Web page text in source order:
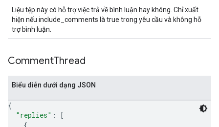
Liệu tệp này có hỗ trợ việc trả về bình luận hay không. Chỉ xuất
hiện nếu include_comments là true trong yêu cầu và không hỗ
trợ bình luận.
CommentThread
Biểu diễn dưới dạng JSON
{
"replies" :
[
{